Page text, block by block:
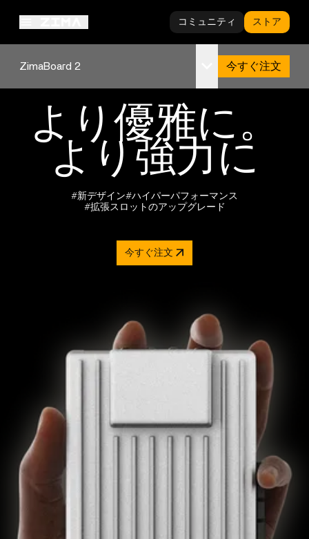
コミュニティ ストア
ZimaBoard 2 今すぐ注文
ZimaBoard 2に出会う
より優雅に。
より強力に
#新デザイン#ハイパーパフォーマンス
#拡張スロットのアップグレード
今すぐ注文